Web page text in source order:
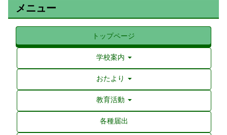
メニュー
トップページ
学校案内
おたより
教育活動
各種届出